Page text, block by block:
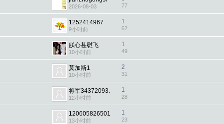
2026-08-03 77
1252414967
9小时前
1
62
朕心甚慰飞
10小时前
1
49
莫加斯1
10小时前
2
31
将军34372093.
12小时前
1
28
120605826501
13小时前
1
23